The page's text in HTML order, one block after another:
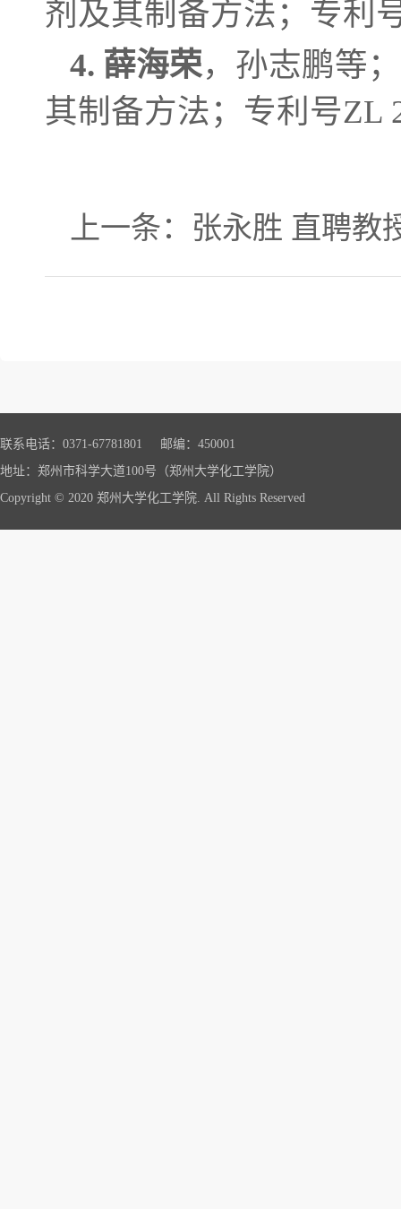
剂及其制备方法；专利
4. 薛海荣，孙志鹏等
其制备方法；专利号ZL
上一条： 张永胜 直聘教
联系电话：0371-67781801 邮编：450001
地址：郑州市科学大道100号（郑州大学化工学院）
Copyright © 2020 郑州大学化工学院. All Rights Reserved